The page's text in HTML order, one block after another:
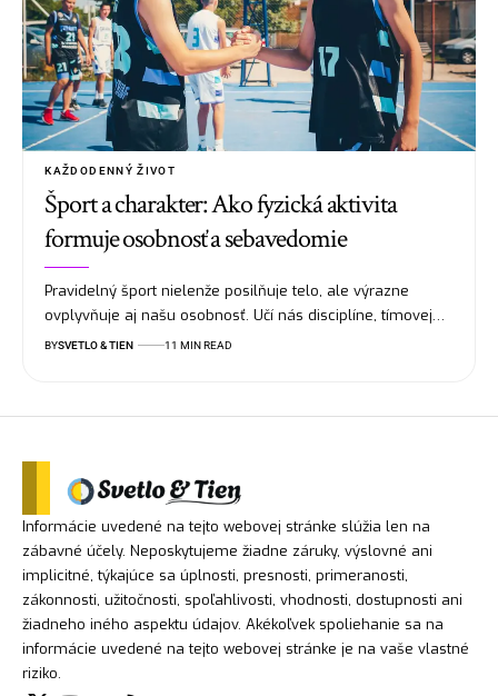
KAŽDODENNÝ ŽIVOT
Šport a charakter: Ako fyzická aktivita
formuje osobnosť a sebavedomie
Pravidelný šport nielenže posilňuje telo, ale výrazne
ovplyvňuje aj našu osobnosť. Učí nás disciplíne, tímovej…
BYSVETLO & TIEN 11 MIN READ
Informácie uvedené na tejto webovej stránke slúžia len na
zábavné účely. Neposkytujeme žiadne záruky, výslovné ani
implicitné, týkajúce sa úplnosti, presnosti, primeranosti,
zákonnosti, užitočnosti, spoľahlivosti, vhodnosti, dostupnosti ani
žiadneho iného aspektu údajov. Akékoľvek spoliehanie sa na
informácie uvedené na tejto webovej stránke je na vaše vlastné
riziko.